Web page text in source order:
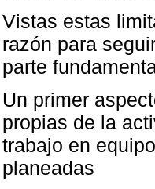
Vistas estas
razón para
parte
Un primer
propias de la
trabajo en
planeadas